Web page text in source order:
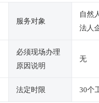
服务对象
自然
法人
必须现场办理
原因说明
无
法定时限 30个